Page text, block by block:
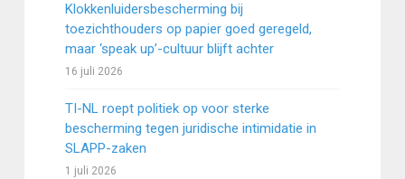
Klokkenluidersbescherming bij
toezichthouders op papier goed geregeld,
maar ‘speak up’-cultuur blijft achter
16 juli 2026
TI-NL roept politiek op voor sterke
bescherming tegen juridische intimidatie in
SLAPP-zaken
1 juli 2026